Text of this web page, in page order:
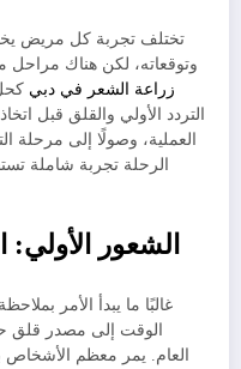
تختلف تجربة كل مريض
وتوقعاته، لكن هناك مراحل
زراعة الشعر في دبي
التردد الأولي والقلق قبل
العملية، وصولًا إلى مرحلة
الرحلة تجربة شاملة
الشعور
غالبًا ما يبدأ الأمر
الوقت إلى مصدر قلق
العام. يمر معظم الأشخاص